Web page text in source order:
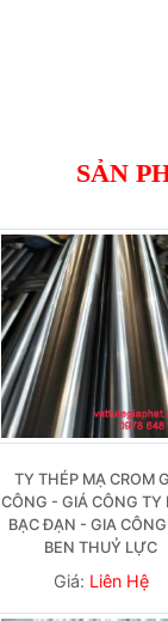
SẢN
TY THÉP MẠ CROM
CÔNG - GIÁ CÔNG TY
BẠC ĐẠN - GIA
BEN THUỶ LỰC
Giá: Liên Hệ